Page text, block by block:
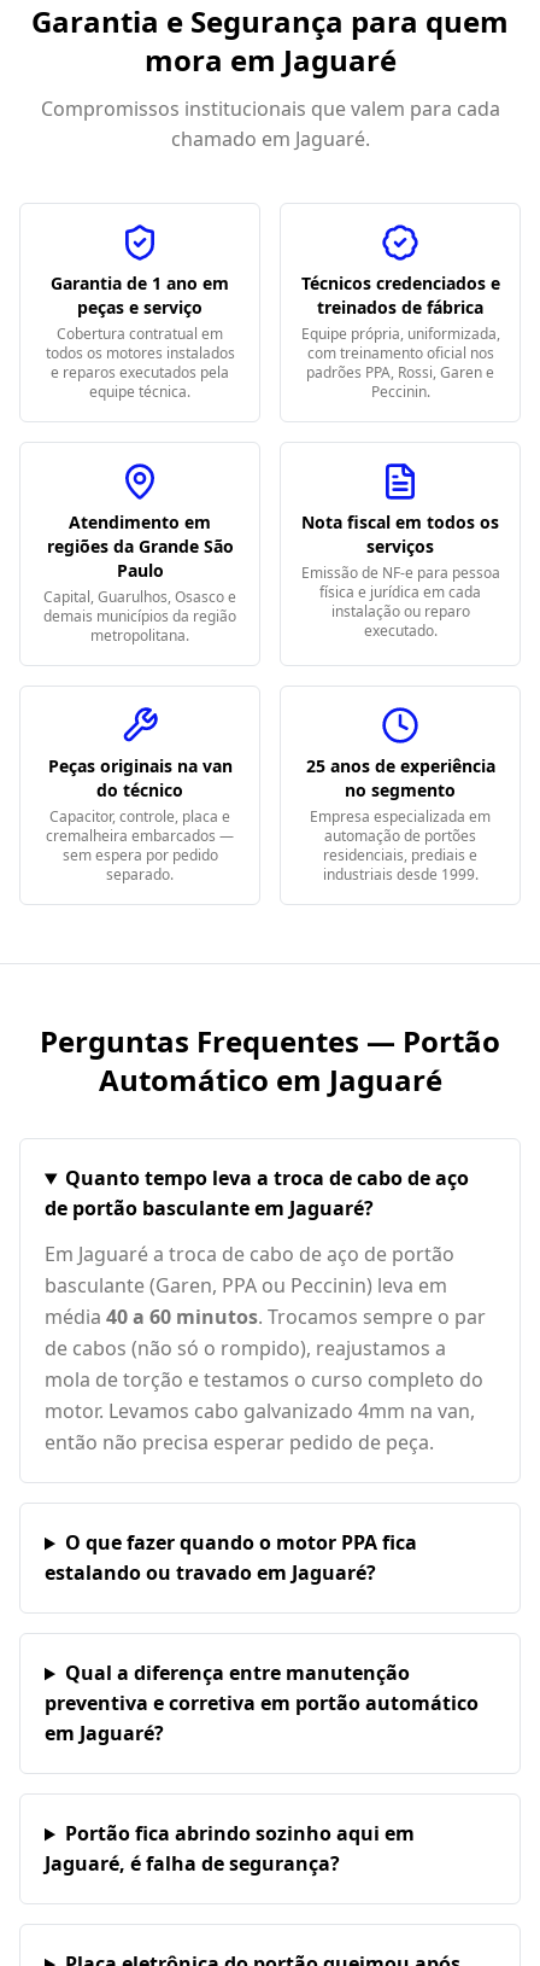
Garantia e Segurança para quem
mora em Jaguaré
Compromissos institucionais que valem para cada
chamado em Jaguaré.
Garantia de 1 ano em
peças e serviço
Cobertura contratual em
todos os motores instalados
e reparos executados pela
equipe técnica.
Técnicos credenciados e
treinados de fábrica
Equipe própria, uniformizada,
com treinamento oficial nos
padrões PPA, Rossi, Garen e
Peccinin.
Atendimento em
regiões da Grande São
Paulo
Capital, Guarulhos, Osasco e
demais municípios da região
metropolitana.
Nota fiscal em todos os
serviços
Emissão de NF-e para pessoa
física e jurídica em cada
instalação ou reparo
executado.
Peças originais na van
do técnico
Capacitor, controle, placa e
cremalheira embarcados —
sem espera por pedido
separado.
25 anos de experiência
no segmento
Empresa especializada em
automação de portões
residenciais, prediais e
industriais desde 1999.
Perguntas Frequentes — Portão
Automático em Jaguaré
Quanto tempo leva a troca de cabo de aço
de portão basculante em Jaguaré?
Em Jaguaré a troca de cabo de aço de portão
basculante (Garen, PPA ou Peccinin) leva em
média 40 a 60 minutos. Trocamos sempre o par
de cabos (não só o rompido), reajustamos a
mola de torção e testamos o curso completo do
motor. Levamos cabo galvanizado 4mm na van,
então não precisa esperar pedido de peça.
O que fazer quando o motor PPA fica
estalando ou travado em Jaguaré?
Qual a diferença entre manutenção
preventiva e corretiva em portão automático
em Jaguaré?
Portão fica abrindo sozinho aqui em
Jaguaré, é falha de segurança?